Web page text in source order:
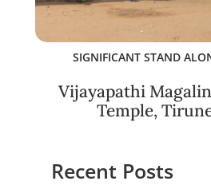
SIGNIFICANT STAND
Vijayapathi
Temple,
Recent Posts